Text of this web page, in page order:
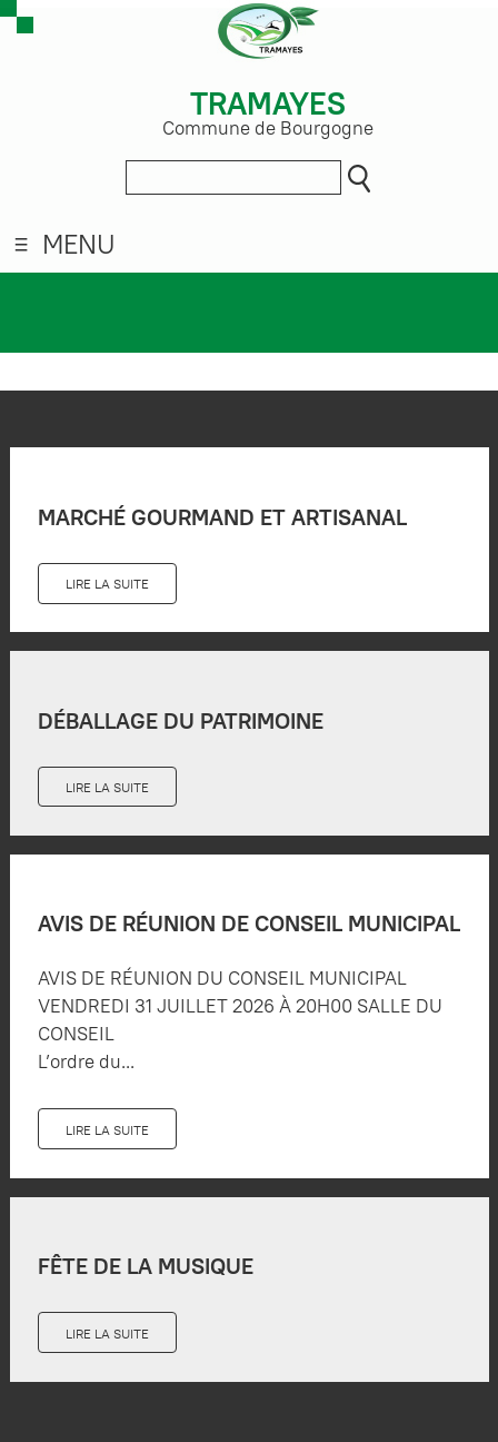
TRAMAYES
Commune de Bourgogne
MENU
MARCHÉ GOURMAND ET ARTISANAL
LIRE LA SUITE
DÉBALLAGE DU PATRIMOINE
LIRE LA SUITE
AVIS DE RÉUNION DE CONSEIL MUNICIPAL
AVIS DE RÉUNION DU CONSEIL MUNICIPAL
VENDREDI 31 JUILLET 2026 À 20H00 SALLE DU
CONSEIL
L’ordre du...
LIRE LA SUITE
FÊTE DE LA MUSIQUE
LIRE LA SUITE